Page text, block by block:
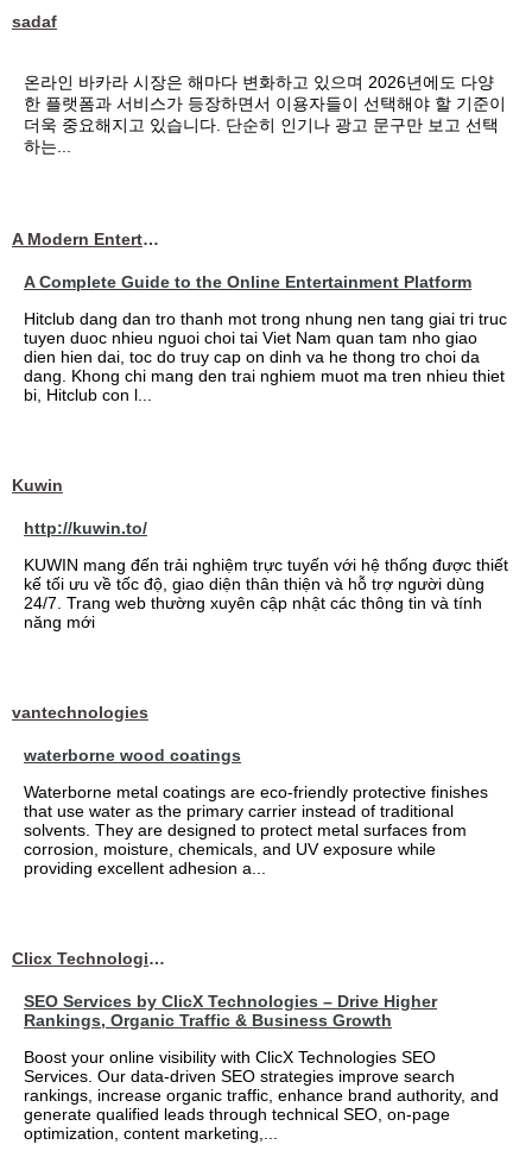
sadaf
온라인 바카라 시장은 해마다 변화하고 있으며 2026년에도 다양
한 플랫폼과 서비스가 등장하면서 이용자들이 선택해야 할 기준이
더욱 중요해지고 있습니다. 단순히 인기나 광고 문구만 보고 선택
하는...
A Modern Entertainment Platform Bringing
A Complete Guide to the Online Entertainment Platform
Hitclub dang dan tro thanh mot trong nhung nen tang giai tri truc
tuyen duoc nhieu nguoi choi tai Viet Nam quan tam nho giao
dien hien dai, toc do truy cap on dinh va he thong tro choi da
dang. Khong chi mang den trai nghiem muot ma tren nhieu thiet
bi, Hitclub con l...
Kuwin
http://kuwin.to/
KUWIN mang đến trải nghiệm trực tuyến với hệ thống được thiết
kế tối ưu về tốc độ, giao diện thân thiện và hỗ trợ người dùng
24/7. Trang web thường xuyên cập nhật các thông tin và tính
năng mới
vantechnologies
waterborne wood coatings
Waterborne metal coatings are eco-friendly protective finishes
that use water as the primary carrier instead of traditional
solvents. They are designed to protect metal surfaces from
corrosion, moisture, chemicals, and UV exposure while
providing excellent adhesion a...
Clicx Technologies
SEO Services by ClicX Technologies – Drive Higher
Rankings, Organic Traffic & Business Growth
Boost your online visibility with ClicX Technologies SEO
Services. Our data-driven SEO strategies improve search
rankings, increase organic traffic, enhance brand authority, and
generate qualified leads through technical SEO, on-page
optimization, content marketing,...